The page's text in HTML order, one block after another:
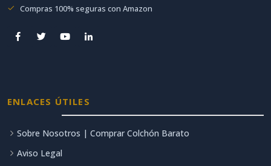
Compras 100% seguras con Amazon
ENLACES ÚTILES
Sobre Nosotros | Comprar Colchón Barato
Aviso Legal